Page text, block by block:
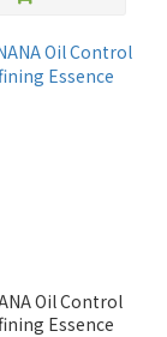
Oil Control
Essence